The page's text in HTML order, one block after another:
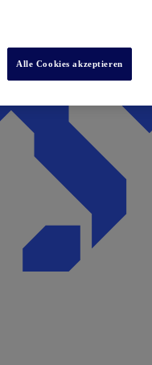
Alle Cookies akzeptieren